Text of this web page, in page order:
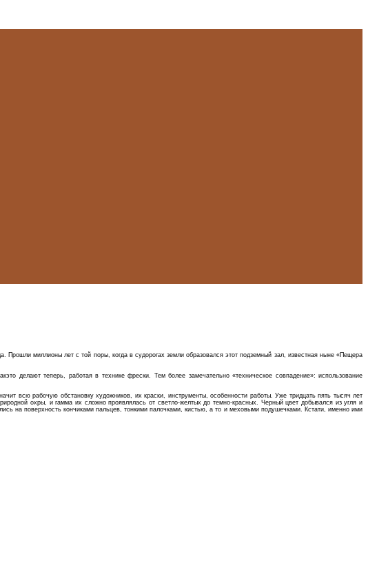
миллионы лет с той поры, когда в судорогах земли образовался этот подземный зал, известная ныне «Пещера
делают теперь, работая в технике фрески. Тем более замечательно «техническое совпадение»: использование
всю рабочую обстановку художников, их краски, инструменты, особенности работы. Уже тридцать пять тысяч лет
охры, и гамма их сложно проявлялась от светло-желтых до темно-красных. Черный цвет добывался из угля и
на поверхность кончиками пальцев, тонкими палочками, кистью, а то и меховыми подушечками. Кстати, именно ими